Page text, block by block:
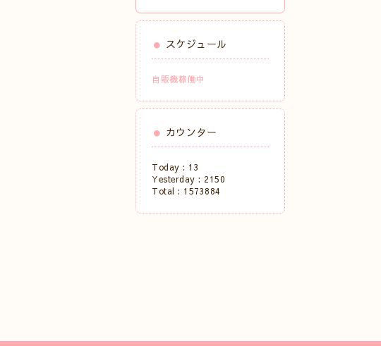
スケジュール
自販機稼働中
カウンター
Today : 13
Yesterday : 2150
Total : 1573884